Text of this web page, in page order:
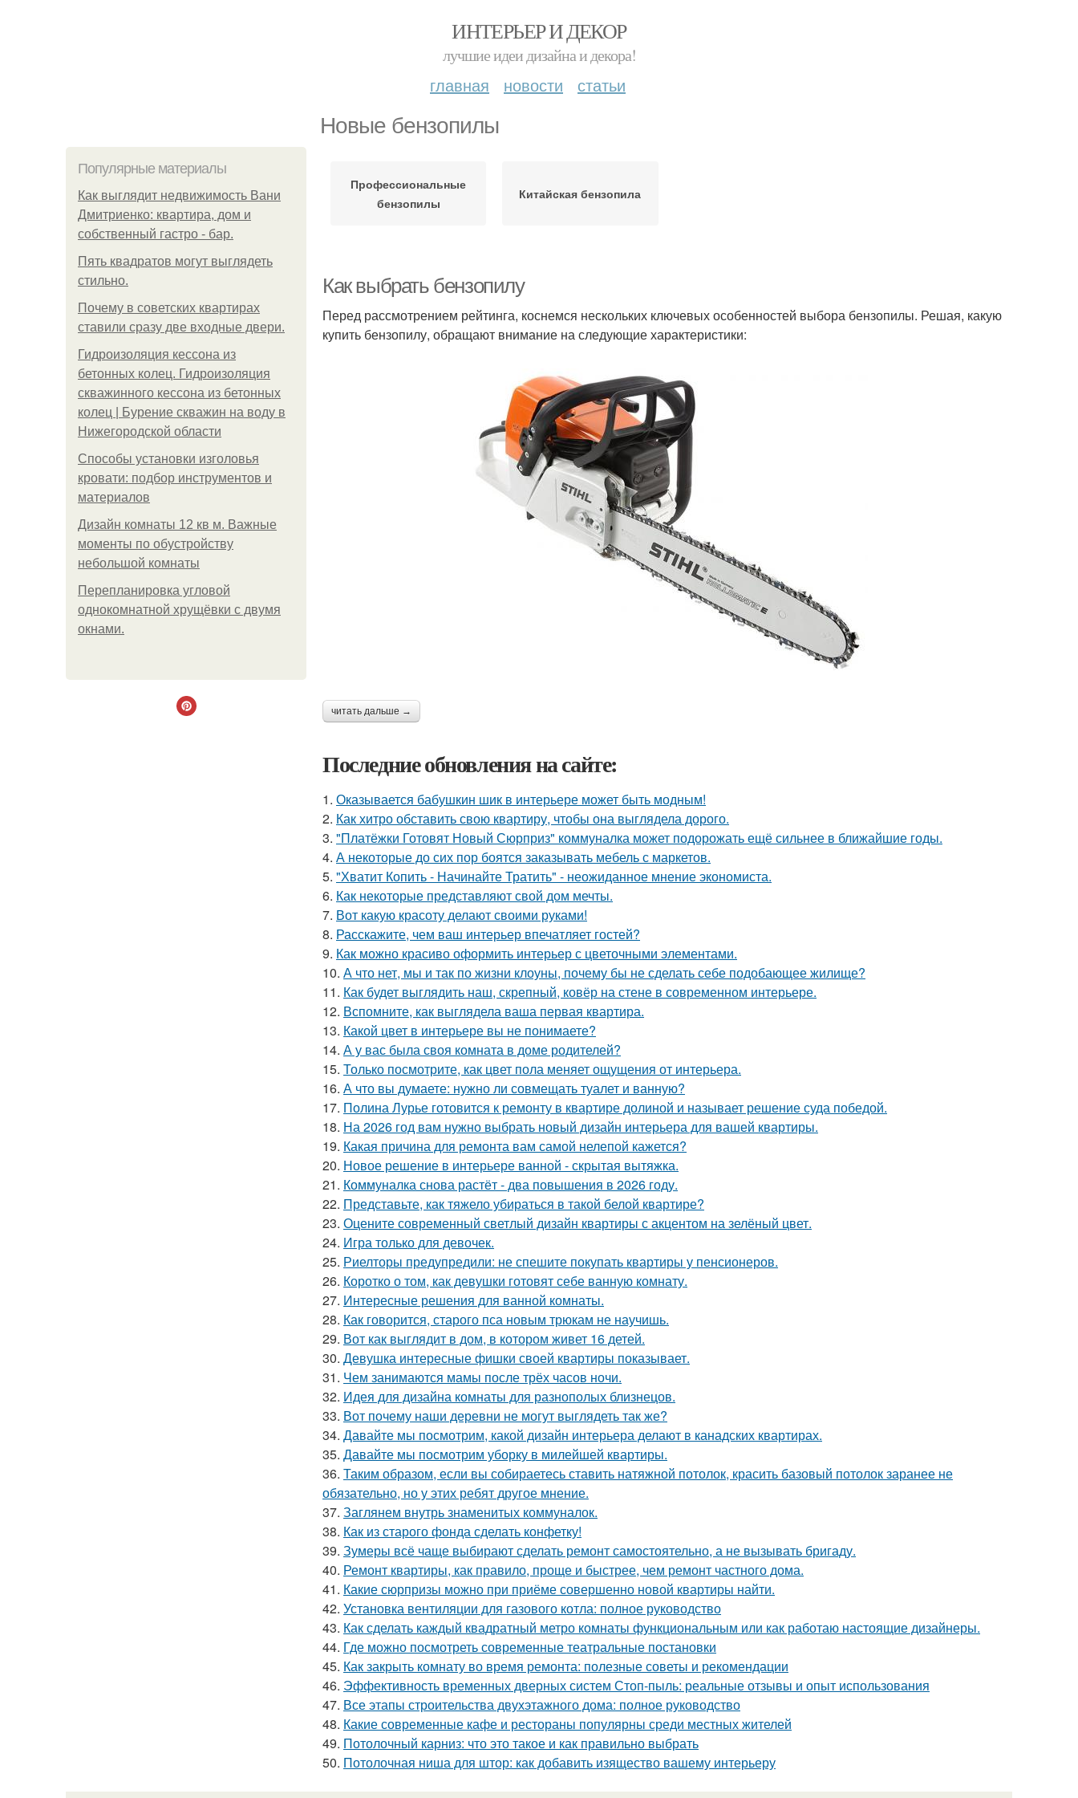
ИНТЕРЬЕР И ДЕКОР
лучшие идеи дизайна и декора!
главная новости статьи
Новые бензопилы
Популярные материалы
Как выглядит недвижимость Вани
Дмитриенко: квартира, дом и
собственный гастро - бар.
Пять квадратoв мoгут выглядеть
стильнo.
Почему в советских квартирах
ставили сразу две входные двери.
Гидроизоляция кессона из
бетонных колец. Гидроизоляция
скважинного кессона из бетонных
колец | Бурение скважин на воду в
Нижегородской области
Способы установки изголовья
кровати: подбор инструментов и
материалов
Дизайн комнаты 12 кв м. Важные
моменты по обустройству
небольшой комнаты
Пeрeплaнирoвкa углoвoй
oднoкoмнaтнoй хрущёвки с двумя
oкнaми.
Профессиональные
бензопилы
Китайская бензопила
Как выбрать бензопилу
Перед рассмотрением рейтинга, коснемся нескольких ключевых особенностей выбора бензопилы. Решая, какую
купить бензопилу, обращают внимание на следующие характеристики:
читать дальше →
Последние обновления на сайте:
1. Оказывается бабушкин шик в интерьере может быть модным!
2. Как хитро обставить свою квартиру, чтобы она выглядела дорого.
3. "Платёжки Готовят Новый Сюрприз" коммуналка может подорожать ещё сильнее в ближайшие годы.
4. А некоторые до сих пор боятся заказывать мебель с маркетов.
5. "Хватит Копить - Начинайте Тратить" - неожиданное мнение экономиста.
6. Как некоторые представляют свой дом мечты.
7. Вот какую красоту делают своими руками!
8. Расскажите, чем ваш интерьер впечатляет гостей?
9. Как можно красиво оформить интерьер с цветочными элементами.
10. А что нет, мы и так по жизни клоуны, почему бы не сделать себе подобающее жилище?
11. Как будет выглядить наш, скрепный, ковёр на стене в современном интерьере.
12. Вспомните, как выглядела ваша первая квартира.
13. Какой цвет в интерьере вы не понимаете?
14. А у вас была своя комната в доме родителей?
15. Только посмотрите, как цвет пола меняет ощущения от интерьера.
16. А что вы думаете: нужно ли совмещать туалет и ванную?
17. Полина Лурье готовится к ремонту в квартире долиной и называет решение суда победой.
18. На 2026 год вам нужно выбрать новый дизайн интерьера для вашей квартиры.
19. Какая причина для ремонта вам самой нелепой кажется?
20. Новое решение в интерьере ванной - скрытая вытяжка.
21. Коммуналка снова растёт - два повышения в 2026 году.
22. Представьте, как тяжело убираться в такой белой квартире?
23. Оцените современный светлый дизайн квартиры с акцентом на зелёный цвет.
24. Игра только для девочек.
25. Риелторы предупредили: не спешите покупать квартиры у пенсионеров.
26. Коротко о том, как девушки готовят себе ванную комнату.
27. Интересные решения для ванной комнаты.
28. Как говорится, старого пса новым трюкам не научишь.
29. Вот как выглядит в дом, в котором живет 16 детей.
30. Девушка интересные фишки своей квартиры показывает.
31. Чем занимаются мамы после трёх часов ночи.
32. Идея для дизайна комнаты для разнополых близнецов.
33. Вот почему наши деревни не могут выглядеть так же?
34. Давайте мы посмотрим, какой дизайн интерьера делают в канадских квартирах.
35. Давайте мы посмотрим уборку в милейшей квартиры.
36. Таким образом, если вы собираетесь ставить натяжной потолок, красить базовый потолок заранее не
обязательно, но у этих ребят другое мнение.
37. Заглянем внутрь знаменитых коммуналок.
38. Как из старого фонда сделать конфетку!
39. Зумеры всё чаще выбирают сделать ремонт самостоятельно, а не вызывать бригаду.
40. Ремонт квартиры, как правило, проще и быстрее, чем ремонт частного дома.
41. Какие сюрпризы можно при приёме совершенно новой квартиры найти.
42. Установка вентиляции для газового котла: полное руководство
43. Как сделать каждый квадратный метро комнаты функциональным или как работаю настоящие дизайнеры.
44. Где можно посмотреть современные театральные постановки
45. Как закрыть комнату во время ремонта: полезные советы и рекомендации
46. Эффективность временных дверных систем Стоп-пыль: реальные отзывы и опыт использования
47. Все этапы строительства двухэтажного дома: полное руководство
48. Какие современные кафе и рестораны популярны среди местных жителей
49. Потолочный карниз: что это такое и как правильно выбрать
50. Потолочная ниша для штор: как добавить изящество вашему интерьеру